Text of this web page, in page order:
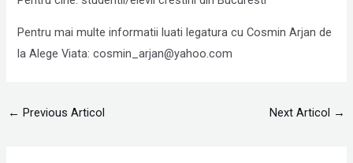
Pentru mai multe informatii luati legatura cu Cosmin Arjan de
la Alege Viata: cosmin_arjan@yahoo.com
← Previous Articol Next Articol →